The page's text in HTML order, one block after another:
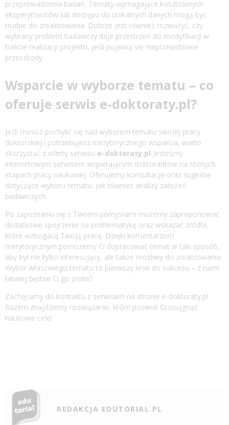
przeprowadzenia badań. Tematy wymagające kosztownych
eksperymentów lub dostępu do unikalnych danych mogą być
trudne do zrealizowania. Dobrze jest również rozważyć, czy
wybrany problem badawczy daje przestrzeń do modyfikacji w
trakcie realizacji projektu, jeśli pojawią się nieprzewidziane
przeszkody.
Wsparcie w wyborze tematu – co
oferuje serwis e-doktoraty.pl?
Jeśli musisz pochylić się nad wyborem tematu swojej pracy
doktorskiej i potrzebujesz merytorycznego wsparcia, warto
skorzystać z oferty serwisu e-doktoraty.pl Jesteśmy
internetowym serwisem wspierającym doktorantów na różnych
etapach pracy naukowej. Oferujemy konsultacje oraz sugestie
dotyczące wyboru tematu, jak również analizy założeń
badawczych.
Po zapoznaniu się z Twoimi pomysłami możemy zaproponować
dodatkowe spojrzenie na problematykę oraz wskazać źródła,
które wzbogacą Twoją pracę. Dzięki komentarzom
merytorycznym pomożemy Ci dopracować temat w taki sposób,
aby był nie tylko interesujący, ale także możliwy do zrealizowania.
Wybór właściwego tematu to pierwszy krok do sukcesu – z nami
łatwiej będzie Ci go zrobić!
Zachęcamy do kontaktu z serwisem na stronie e-doktoraty.pl.
Razem znajdziemy rozwiązanie, które pozwoli Ci osiągnąć
naukowe cele!
REDAKCJA EDUTORIAL.PL